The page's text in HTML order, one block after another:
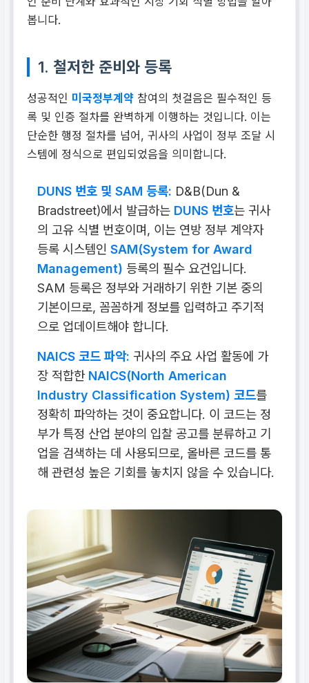
봅니다.
1. 철저한 준비와 등록
성공적인 미국정부계약 참여의 첫걸음은 필수적인 등
록 및 인증 절차를 완벽하게 이행하는 것입니다. 이는
단순한 행정 절차를 넘어, 귀사의 사업이 정부 조달 시
스템에 정식으로 편입되었음을 의미합니다.
DUNS 번호 및 SAM 등록: D&B(Dun &
Bradstreet)에서 발급하는 DUNS 번호는 귀사
의 고유 식별 번호이며, 이는 연방 정부 계약자
등록 시스템인SAM(System for Award
Management) 등록의 필수 요건입니다.
SAM 등록은 정부와 거래하기 위한 기본 중의
기본이므로, 꼼꼼하게 정보를 입력하고 주기적
으로 업데이트해야 합니다.
NAICS 코드 파악: 귀사의 주요 사업 활동에 가
장 적합한 NAICS(North American
Industry Classification System) 코드를
정확히 파악하는 것이 중요합니다. 이 코드는 정
부가 특정 산업 분야의 입찰 공고를 분류하고 기
업을 검색하는 데 사용되므로, 올바른 코드를 통
해 관련성 높은 기회를 놓치지 않을 수 있습니다.